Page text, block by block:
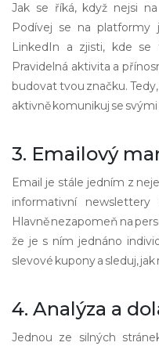
Jak se říká, když nejsi
Podívej se na platformy
LinkedIn a zjisti, kde se
Pravidelná aktivita a
budovat tvou značku.
aktivně komunikuj se
3. Emailový
Email je stále jedním z
informativní newslettery
Hlavně nezapomeň na
že je s ním jednáno
slevové kupony a sleduj,
4. Analýza a
Jednou ze silných